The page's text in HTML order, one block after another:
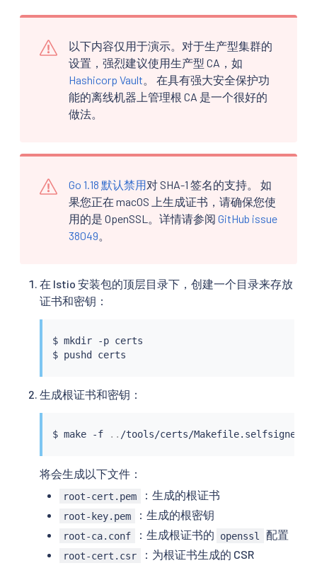
以下内容仅用于演示。对于生产型集群的
设置，强烈建议使用生产型 CA，如
Hashicorp Vault。 在具有强大安全保护功
能的离线机器上管理根 CA 是一个很好的
做法。
Go 1.18 默认禁用对 SHA-1 签名的支持。 如
果您正在 macOS 上生成证书，请确保您使
用的是 OpenSSL。详情请参阅 GitHub issue
38049。
在 Istio 安装包的顶层目录下，创建一个目录来存放
证书和密钥：
$ mkdir -p certs
$ pushd
生成根证书和密钥：
$ make -f ..
将会生成以下文件：
root-cert.pem ：生成的根证书
root-key.pem ：生成的根密钥
root-ca.conf ：生成根证书的 openssl 配置
root-cert.csr
：为根证书生成的 CSR